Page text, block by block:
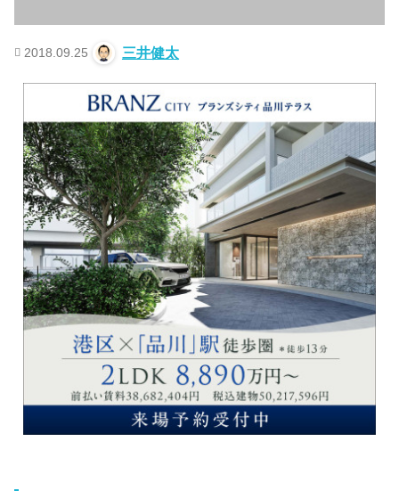
2018.09.25 三井健太